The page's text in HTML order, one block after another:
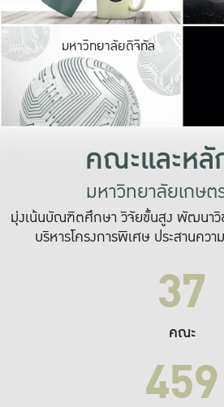
มหาวิทยาลัยดิจิทัล
คณะและห
มหาวิทยาลัยเกษ
มุ่งเน้นบัณฑิตศึกษา วิจัยขั้นสูง พัฒนาวิ
บริหารโครงการพิเศษ ประสานคว
37
คณะ
459